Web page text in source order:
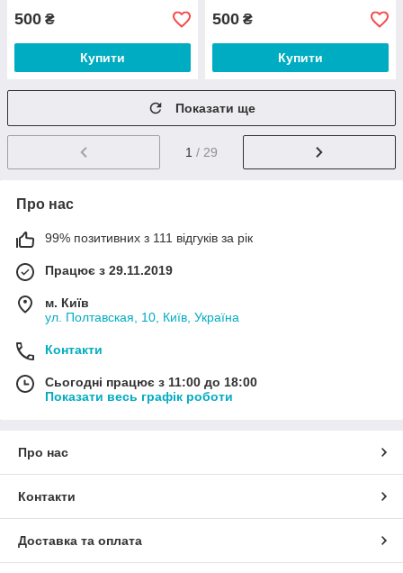
500 ₴
Купити
500 ₴
Купити
Показати ще
1 / 29
Про нас
99% позитивних з 111 відгуків за рік
Працює з 29.11.2019
м. Київ
ул. Полтавская, 10, Київ, Україна
Контакти
Сьогодні працює з 11:00 до 18:00
Показати весь графік роботи
Про нас
Контакти
Доставка та оплата